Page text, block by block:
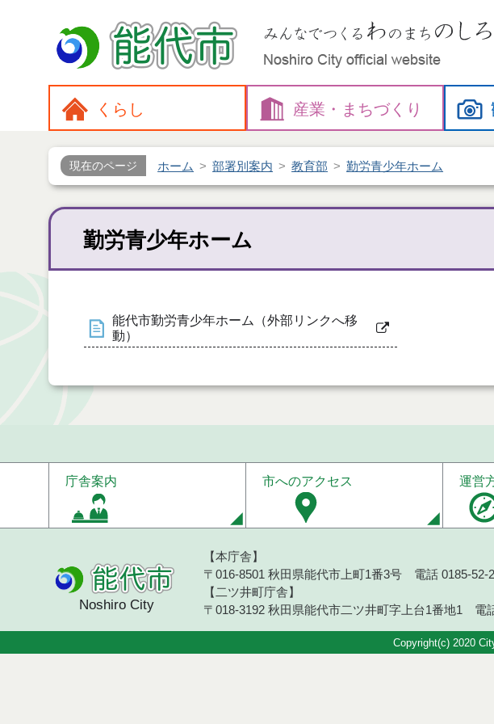
くらし 産業・ まちづくり
現在のページ ホーム 部署別案内 教育部 勤労青少年ホーム
勤労青少年ホーム
能代市勤労青少年ホーム（外部リンクへ移
動）
庁舎案内 市へのアクセス 運営
Noshiro City
【本庁舎】
〒016-8501 秋田県能代市上町1番3号 電話 0185-52-
【二ツ井町庁舎】
〒018-3192 秋田県能代市二ツ井町字上台1番地1 電
Copyright(c) 2020